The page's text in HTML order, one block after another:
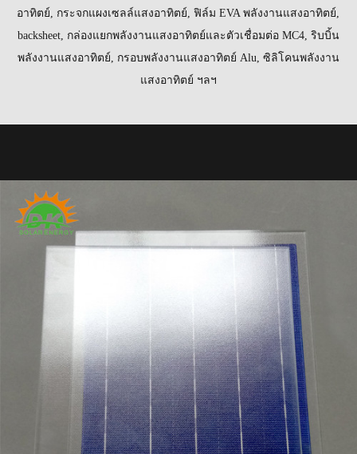
อาทิตย์, กระจกแผงเซลล์แสงอาทิตย์, ฟิล์ม EVA พลังงานแสงอาทิตย์,
backsheet, กล่องแยกพลังงานแสงอาทิตย์และตัวเชื่อมต่อ MC4, ริบบิ้น
พลังงานแสงอาทิตย์, กรอบพลังงานแสงอาทิตย์ Alu, ซิลิโคนพลังงาน
แสงอาทิตย์ ฯลฯ